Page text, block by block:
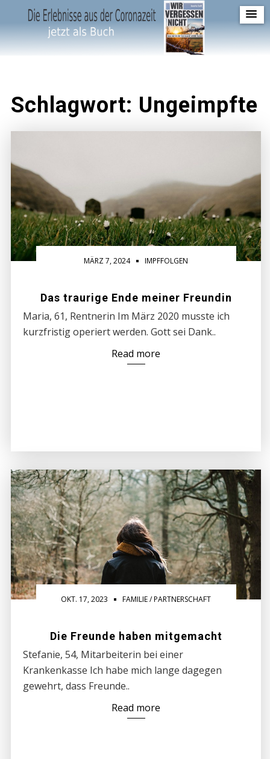
i
p
Schlagwort: Ungeimpfte
MÄRZ 7, 2024 IMPFFOLGEN
Das traurige Ende meiner Freundin
Maria, 61, Rentnerin Im März 2020 musste ich
kurzfristig operiert werden. Gott sei Dank..
Read more
OKT. 17, 2023 FAMILIE / PARTNERSCHAFT
Die Freunde haben mitgemacht
Stefanie, 54, Mitarbeiterin bei einer
Krankenkasse Ich habe mich lange dagegen
gewehrt, dass Freunde..
Read more